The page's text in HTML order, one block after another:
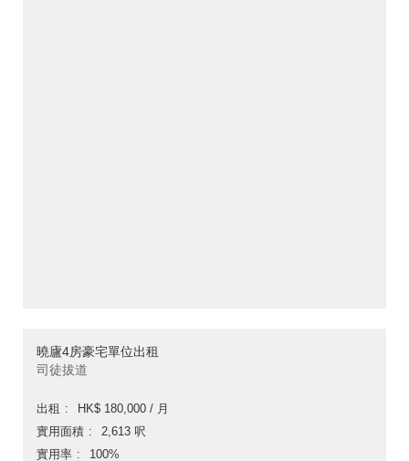
曉廬4房豪宅單位出租
司徒拔道
出租
HK$ 180,000 / 月
實用面積
2,613 呎
實用率
100%